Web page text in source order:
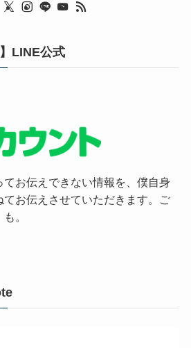
LINE公式
お伝えできない情報を、僕自身
お伝えさせていただきます。ご
。